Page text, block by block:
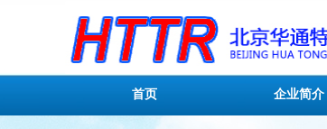
首页 企业简介